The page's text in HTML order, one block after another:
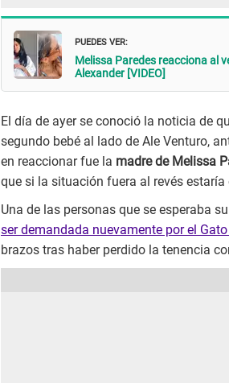
PUEDES VER:
Melissa Paredes reacciona al
Alexander [VIDEO]
El día de ayer se conoció la noticia de
segundo bebé al lado de Ale Venturo,
en reaccionar fue la madre de Melissa
que si la situación fuera al revés
Una de las personas que se esperaba
ser demandada nuevamente por el
brazos tras haber perdido la tenencia